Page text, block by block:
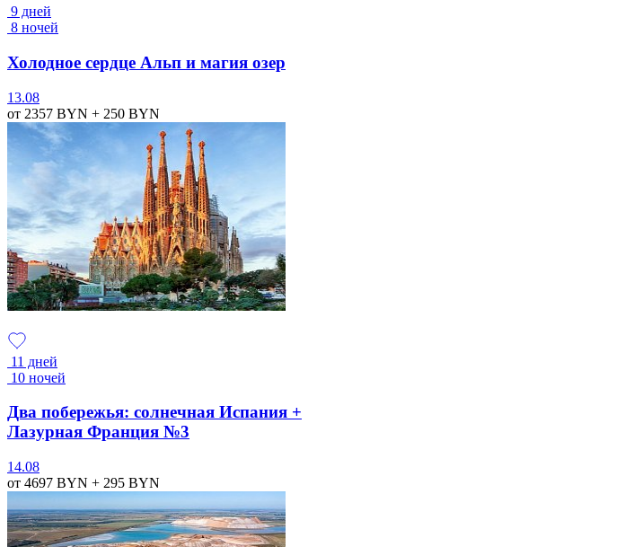
9 дней
8 ночей
Холодное сердце Альп и магия озер
13.08
от 2357 BYN + 250 BYN
11 дней
10 ночей
Два побережья: солнечная Испания +
Лазурная Франция №3
14.08
от 4697 BYN + 295 BYN